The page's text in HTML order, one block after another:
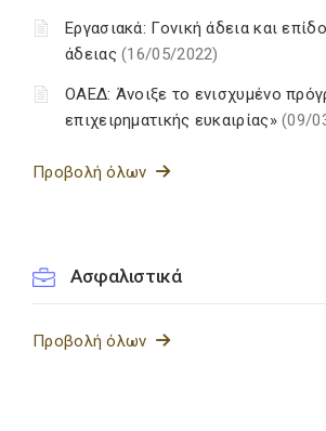
Εργασιακά: Γονική άδεια και
άδειας(16/05/2022)
ΟΑΕΔ: Άνοιξε το ενισχυμένο
επιχειρηματικής ευκαιρίας»(09/
Προβολή όλων
Ασφαλιστικά
Προβολή όλων